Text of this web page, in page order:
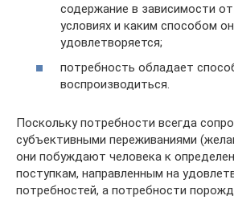
содержание в зависимости от
условиях и каким способом
удовлетворяется;
потребность обладает
воспроизводиться.
Поскольку потребности всегда
субъективными переживаниями
они побуждают человека к
поступкам, направленным на
потребностей, а потребности